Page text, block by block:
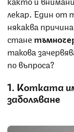
лекар. Един от
някаква причина
стане
такова
по въпроса?
1. Котката
заболяване